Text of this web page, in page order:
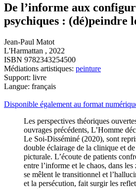
De l’informe aux
psychiques : (dé)peindre
Jean-Paul Matot
L'Harmattan , 2022
ISBN 9782343254500
Médiations artistiques: peinture
Support: livre
Langue: français
Disponible également au format
Les perspectives théoriques
ouvrages précédents, L’Homme
Le Soi-Disséminé (2020), sont
double éclairage de la clinique et
picturale. L’écoute de patients
entre l’informe et le chaos, dans les
se mêlent le transitionnel et
et la persécution, fait surgir les